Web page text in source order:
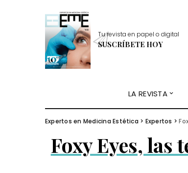
Tu revista en papel o digital
SUSCRÍBETE HOY
LA REVISTA
Expertos en Medicina Estética > Expertos >
Foxy Eyes, las